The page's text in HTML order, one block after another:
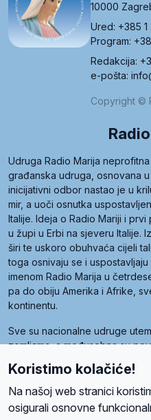
10000
Ured: +385 1
Program:
Redakcija:
e-pošta:
Copyright ©
Udruga Radio Marija
građanska udruga, osnovana
inicijativni odbor nastao je u
mir, a uoči osnutka
Italije. Ideja o Radio Mariji i
u župi u Erbi na sjeveru Italije.
širi te uskoro obuhvaća cijeli
toga osnivaju se i
imenom Radio Marija u
pa do obiju Amerika i Afrike,
kontinentu.
Sve su nacionalne udruge
zemljama, a međusobna su
Radio Maria). Svjetsku obitelj
kojima je i hrvatska Udruga
Koristimo kolačiće!
Na našoj web stranici
osigurali osnovne